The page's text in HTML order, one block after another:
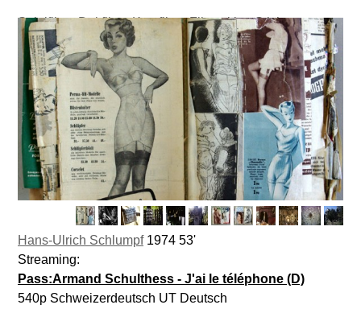
Hans-Ulrich Schlumpf1974 53'
Streaming:
Pass:Armand Schulthess - J'ai le téléphone (D)
540p Schweizerdeutsch UT Deutsch
Spielfilme Dokfilme Kurzfilme Filmzyklen Stichworte
Nachrichten
F-Rated Kontakt Maillist
Warenkorb
AGB KaufenAktivierenAbo
216.73.216.84